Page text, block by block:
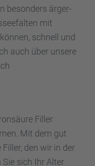
beson­ders ärger­
mit
schnell und
auch über unsere
Filler
Mit dem gut
den wir in der
sich Ihr Alter